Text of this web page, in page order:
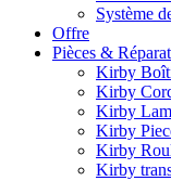
Système
Offre
Pièces &
Kirby
Kirby
Kirby
Kirby
Kirby
Kirby